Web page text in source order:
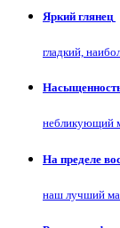
Яркий глянец
гладкий,
небликующий
На пределе
наш лучший